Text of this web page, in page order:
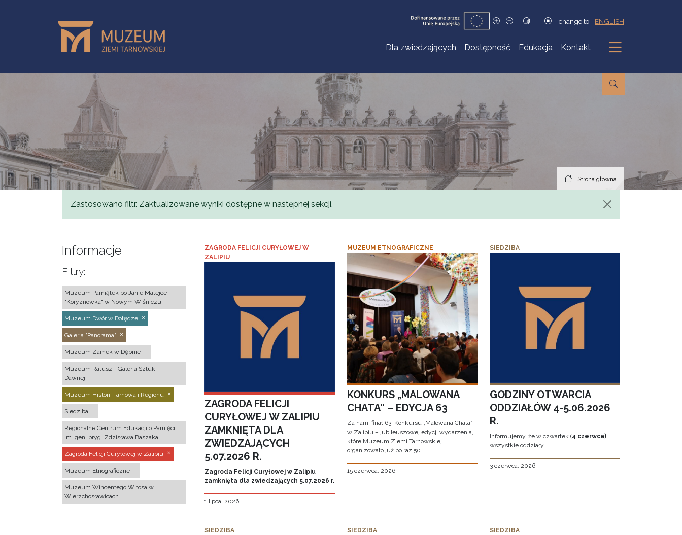
change to ENGLISH
Dla zwiedzających Dostępność Edukacja Kontakt
Podmenu
Strona główna
Komunikat
Zastosowano filtr. Zaktualizowane wyniki dostępne w następnej sekcji.
Informacje
Filtry:
Muzeum Pamiątek po Janie Matejce
"Koryznówka" w Nowym Wiśniczu
Muzeum Dwór w Dołędze
Galeria "Panorama"
Muzeum Zamek w Dębnie
Muzeum Ratusz - Galeria Sztuki
Dawnej
Muzeum Historii Tarnowa i Regionu
Siedziba
Regionalne Centrum Edukacji o Pamięci
im. gen. bryg. Zdzisława Baszaka
Zagroda Felicji Curyłowej w Zalipiu
Muzeum Etnograficzne
Muzeum Wincentego Witosa w
Wierzchosławicach
ZAGRODA FELICJI CURYŁOWEJ W
ZALIPIU
ZAGRODA FELICJI
CURYŁOWEJ W ZALIPIU
ZAMKNIĘTA DLA
ZWIEDZAJĄCYCH
5.07.2026 R.
Zagroda Felicji Curyłowej w Zalipiu
zamknięta dla zwiedzających 5.07.2026 r.
1 lipca, 2026
MUZEUM ETNOGRAFICZNE
KONKURS „MALOWANA
CHATA” – EDYCJA 63
Za nami finał 63. Konkursu „Malowana Chata”
w Zalipiu – jubileuszowej edycji wydarzenia,
które Muzeum Ziemi Tarnowskiej
organizowało już po raz 50.
15 czerwca, 2026
SIEDZIBA
GODZINY OTWARCIA
ODDZIAŁÓW 4-5.06.2026
R.
Informujemy, że w czwartek (4 czerwca)
wszystkie oddziały
3 czerwca, 2026
SIEDZIBA SIEDZIBA SIEDZIBA